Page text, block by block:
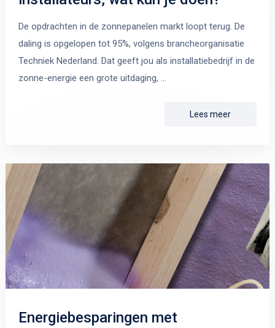
De opdrachten in de zonnepanelen markt loopt terug. De
daling is opgelopen tot 95%, volgens brancheorganisatie
Techniek Nederland. Dat geeft jou als installatiebedrijf in de
zonne-energie een grote uitdaging, …
Lees meer
Energiebesparingen met